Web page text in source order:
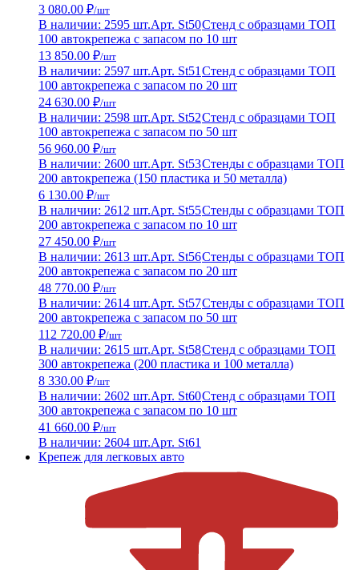
3 080.00 ₽/шт
В наличии: 2595 шт.Арт. St50Стенд с образцами ТОП
100 автокрепежа с запасом по 10 шт
13 850.00 ₽/шт
В наличии: 2597 шт.Арт. St51 Стенд с образцами ТОП
100 автокрепежа с запасом по 20 шт
24 630.00 ₽/шт
В наличии: 2598 шт.Арт. St52Стенд с образцами ТОП
100 автокрепежа с запасом по 50 шт
56 960.00 ₽/шт
В наличии: 2600 шт.Арт. St53Стенды с образцами ТОП
200 автокрепежа (150 пластика и 50 металла)
6 130.00 ₽/шт
В наличии: 2612 шт.Арт. St55Стенды с образцами ТОП
200 автокрепежа с запасом по 10 шт
27 450.00 ₽/шт
В наличии: 2613 шт.Арт. St56Стенды с образцами ТОП
200 автокрепежа с запасом по 20 шт
48 770.00 ₽/шт
В наличии: 2614 шт.Арт. St57Стенды с образцами ТОП
200 автокрепежа с запасом по 50 шт
112 720.00 ₽/шт
В наличии: 2615 шт.Арт. St58Стенд с образцами ТОП
300 автокрепежа (200 пластика и 100 металла)
8 330.00 ₽/шт
В наличии: 2602 шт.Арт. St60Стенд с образцами ТОП
300 автокрепежа с запасом по 10 шт
41 660.00 ₽/шт
В наличии: 2604 шт.Арт. St61
Крепеж для легковых авто